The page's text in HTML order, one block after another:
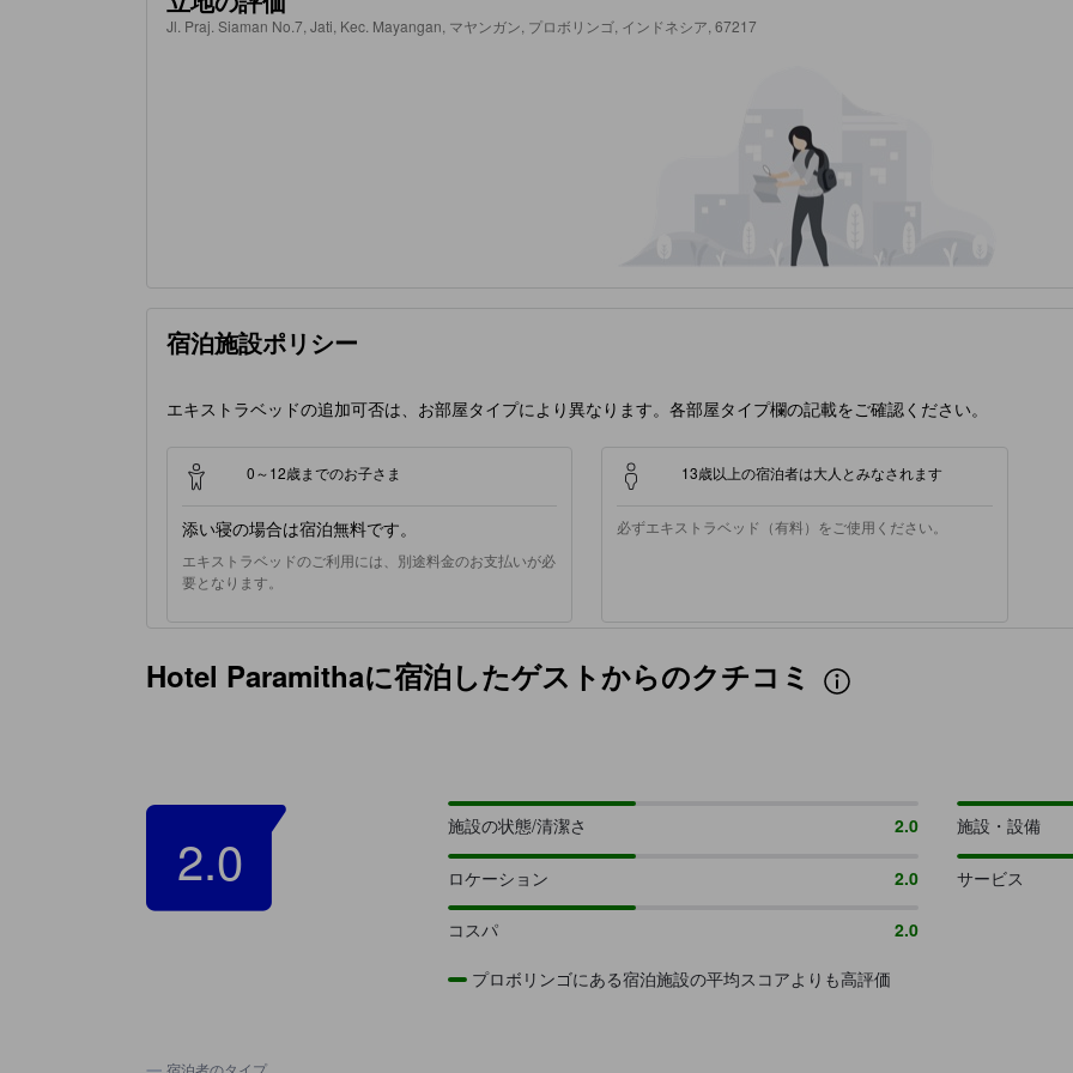
Jl. Praj. Siaman No.7, Jati, Kec. Mayangan, マヤンガン, プロボリンゴ, インドネシア, 67217
宿泊施設ポリシー
エキストラベッドの追加可否は、お部屋タイプにより異なります。各部屋タイプ欄の記載をご確認ください。
0～12歳までのお子さま
添い寝の場合は宿泊無料です。
エキストラベッドのご利用には、別途料金のお支払いが必
要となります。
13歳以上の宿泊者は大人とみなされます
必ずエキストラベッド（有料）をご使用ください。
Hotel Paramithaに宿泊したゲストからのクチコミ
2.0
施設の状態/清潔さ 2.0 施設・設備
ロケーション 2.0 サービス
コスパ 2.0
プロボリンゴにある宿泊施設の平均スコアよりも高評価